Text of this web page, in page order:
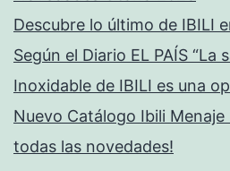
Descubre lo último de IBILI
Según el Diario EL PAÍS “La
Inoxidable de IBILI es una
Nuevo Catálogo Ibili Menaje
todas las novedades!